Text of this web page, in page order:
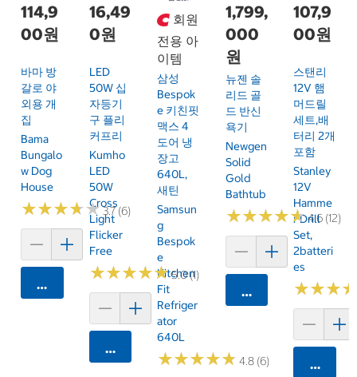
114,9
00원
바마 방
갈로 야
외용 개
집
Bama
Bungalo
W Dog
House
★★★★★
★★★★★3.7 (6)
카트에 담기
16,49
0원
LED
50W 십
자등기
구 플리
커프리
Kumho
LED
50W
Cross
Light
Flicker
Free
★★★★★
★★★★★5.0 (1)
카트에 담기
회원
전용 아
이템
삼성
Bespok
E 키친핏
맥스 4
도어 냉
장고
640L,
새틴
Samsun
G
Bespok
E
Kitchen
Fit
Refriger
Ator
640L
★★★★★
★★★★★ 4.8 (6)
1,799,
000
원
뉴젠 솔
리드 골
드 반신
욕기
Newgen
Solid
Gold
Bathtub
★★★★★
★★★★★4.6 (12)
카트에 담기
107,9
00원
스탠리
12V 햄
머드릴
세트,배
터리 2개
포함
Stanley
12V
Hamme
R Drill
Set,
2batteri
Es
★★★
★★★
카트에